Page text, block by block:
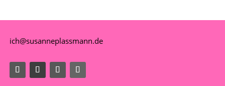
ich@susanneplassmann.de